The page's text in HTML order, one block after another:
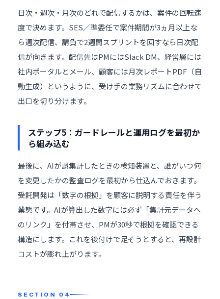
日次・週次・月次のどれで配信するかは、案件の回転速
度で決めます。SES／準委任で案件期間が3ヵ月以上な
ら週次配信、請負で2週間スプリントを回すなら日次配
信が向きます。配信先はPMにはSlack DM、経営層には
社内ポータルとメール、顧客には月次レポートPDF（自
動生成）というように、受け手の業務リズムに合わせて
出口を切り分けます。
ステップ5：ガードレールと運用ログを最初か
ら組み込む
最後に、AIが誤集計したときの検知装置と、誰がいつ何
を変更したかの監査ログを最初から仕込んでおきます。
受託開発は「数字の根拠」を顧客に説明する責任を伴う
業態です。AIが算出した数字には必ず「集計元データへ
のリンク」を付帯させ、PMが30秒で根拠を確認できる
構造にします。これを後付けで足そうとすると、再設計
コストが膨れ上がります。